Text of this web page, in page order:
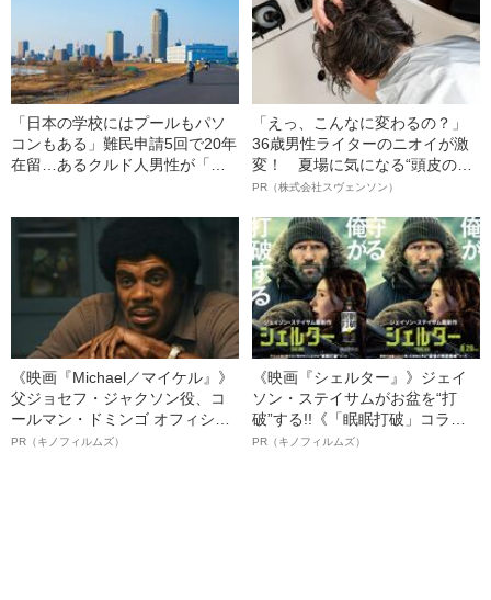
「日本の学校にはプールもパソ
コンもある」難民申請5回で20年
在留…あるクルド人男性が「日
「えっ、こんなに変わるの？」
36歳男性ライターのニオイが激
変！ 夏場に気になる“頭皮のニ
オイ”や“ベタつき”を解消す
ト”が生み出した徹底ケアとは
PR（株式会社スヴェンソン）
《映画『Michael／マイケル』》
父ジョセフ・ジャクソン役、コ
ールマン・ドミンゴ オフィシャ
ルインタビュー“観客を魅了した
PR（キノフィルムズ）
《映画『シェルター』》ジェイ
ソン・ステイサムがお盆を“打
破”する!!《「眠眠打破」コラ
ボ》
PR（キノフィルムズ）